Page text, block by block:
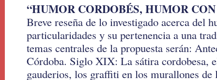
“HUMOR CORDOBÉS, HUMOR
Breve reseña de lo investigado acerca del
particularidades y su pertenencia a una
temas centrales de la propuesta serán:
Córdoba. Siglo XIX: La sátira cordobesa,
gauderios, los graffiti en los murallones de